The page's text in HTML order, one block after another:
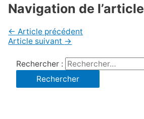
Navigation de l’article
← Article précédent
Article suivant →
Rechercher :